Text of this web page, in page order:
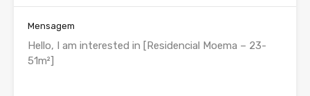
Mensagem